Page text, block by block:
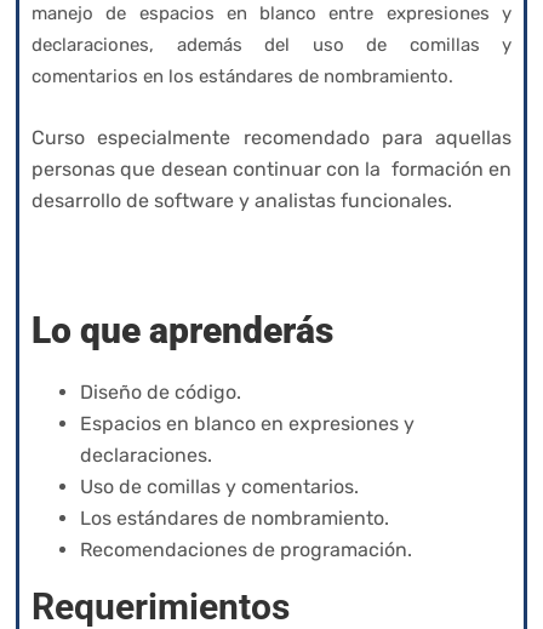
manejo de espacios en blanco entre expresiones y
declaraciones, además del uso de comillas y
comentarios en los estándares de nombramiento.
Curso especialmente recomendado para aquellas
personas que desean continuar con la formación en
desarrollo de software y analistas funcionales.
Lo que aprenderás
Diseño de código.
Espacios en blanco en expresiones y
declaraciones.
Uso de comillas y comentarios.
Los estándares de nombramiento.
Recomendaciones de programación.
Requerimientos